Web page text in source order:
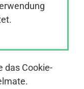
das Cookie-